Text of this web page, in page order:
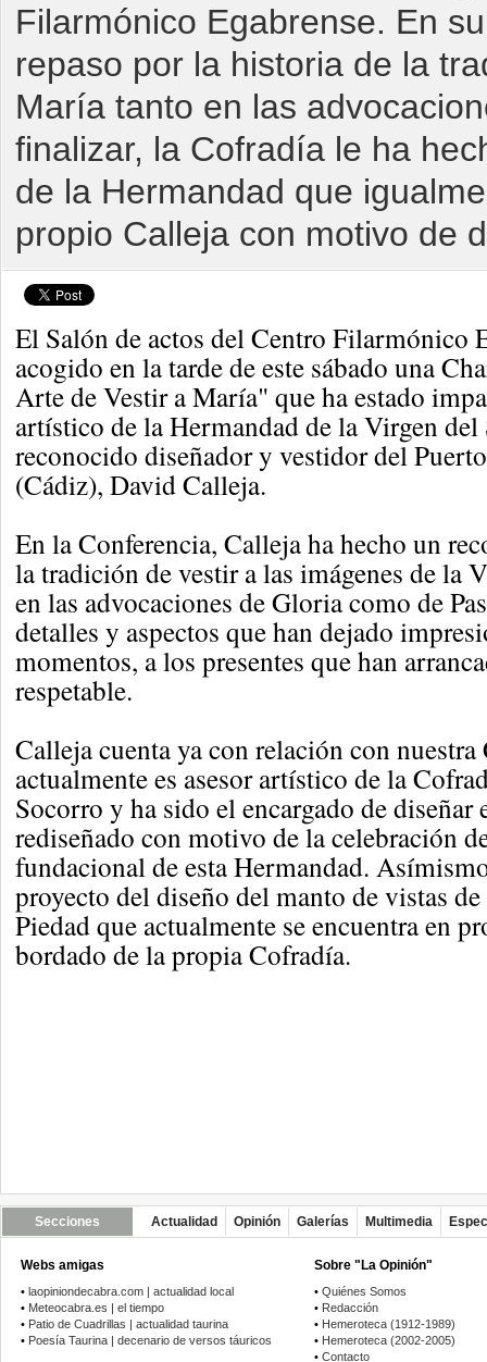
Filarmónico Egabrense. En
repaso por la historia de la
María tanto en las
finalizar, la Cofradía le ha
de la Hermandad que
propio Calleja con motivo de
El Salón de actos del Centro Filarmónico
acogido en la tarde de este sábado una
Arte de Vestir a María" que ha estado
artístico de la Hermandad de la Virgen
reconocido diseñador y vestidor del
(Cádiz), David Calleja.
En la Conferencia, Calleja ha hecho un
la tradición de vestir a las imágenes de la
en las advocaciones de Gloria como de
detalles y aspectos que han dejado
momentos, a los presentes que han
respetable.
Calleja cuenta ya con relación con nuestra
actualmente es asesor artístico de la
Socorro y ha sido el encargado de diseñar
rediseñado con motivo de la celebración
fundacional de esta Hermandad.
proyecto del diseño del manto de vistas
Piedad que actualmente se encuentra en
bordado de la propia Cofradía.
Secciones Actualidad Opinión Galerías Multimedia
Webs amigas
• laopiniondecabra.com | actualidad local
• Meteocabra.es | el tiempo
• Patio de Cuadrillas | actualidad taurina
• Poesía Taurina | decenario de versos táuricos
Sobre "La Opinión"
• Quiénes Somos
• Redacción
• Hemeroteca (1912-1989)
• Hemeroteca (2002-2005)
• Contacto